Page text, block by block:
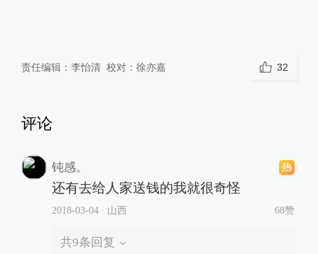
责任编辑： 李怡清 校对： 徐亦嘉 32
评论
钝感。
还有去给人家送钱的我就很奇怪
2018-03-04∙ 山西 68赞
共9条回复